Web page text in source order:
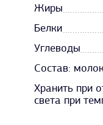
Жиры
Белки
Углеводы
Состав:
Хранить при
света при